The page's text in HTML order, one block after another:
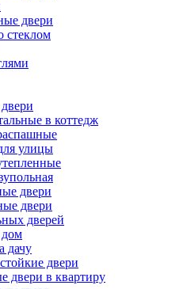
двери
стеклом
в коттедж
улицы
двери
двери
дверей
дом
дачу
двери
двери в квартиру